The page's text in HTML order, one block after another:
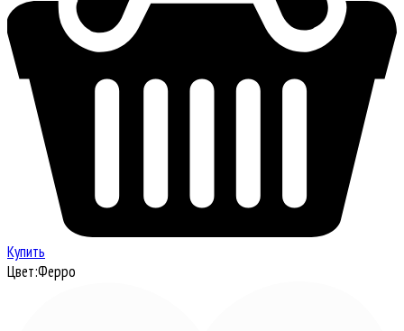
Купить
Цвет:Ферро